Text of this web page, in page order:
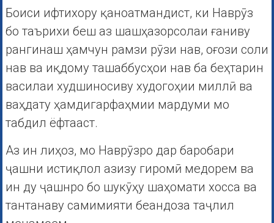
Боиси ифтихору қаноатмандист, ки Наврӯз
бо таърихи беш аз шашҳазорсолаи ғаниву
рангинаш ҳамчун рамзи рӯзи нав, оғози соли
нав ва иқдому ташаббусҳои нав ба беҳтарин
василаи худшиносиву худогоҳии миллӣ ва
ваҳдату ҳамдигарфаҳмии мардуми мо
табдил ёфтааст.
Аз ин лиҳоз, мо Наврӯзро дар баробари
ҷашни истиқлол азизу гиромӣ медорем ва
ин ду ҷашнро бо шукӯҳу шаҳомати хосса ва
тантанаву самимияти беандоза таҷлил